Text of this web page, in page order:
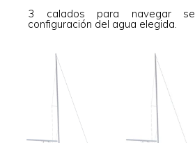
3 calados para navegar
configuración del agua elegida.